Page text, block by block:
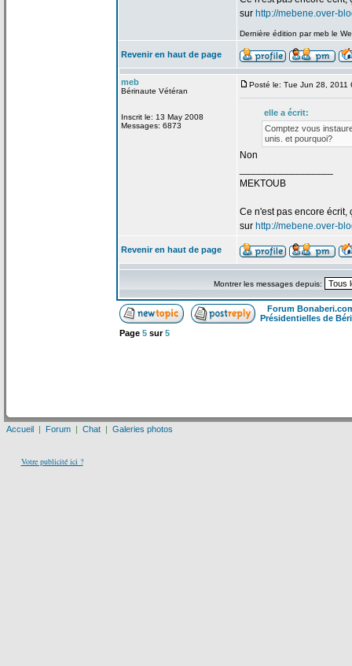
sur http://mebene.over-
Dernière édition par meb le
Revenir en haut de page
meb
Bérinaute Vétéran
Inscrit le: 13 May 2008
Messages: 6873
Posté le: Tue Jun 28, 2011
elle a écrit:
Comptez vous
unis. et pourquoi?
Non
MEKTOUB
Ce n'est pas encore écrit,
sur http://mebene.over-
Revenir en haut de page
Montrer les messages depuis:
Forum
Présidentielles de Béri
Page 5 sur5
Accueil | Forum | Chat | Galeries photos
Votre publicité ici ?